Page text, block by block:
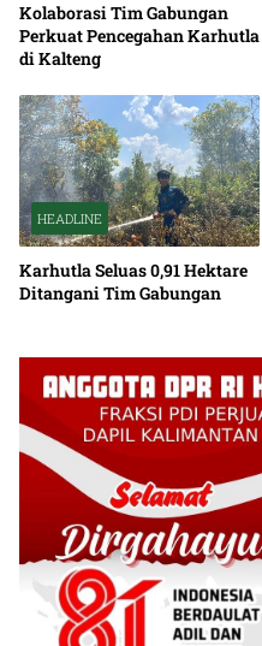
Kolaborasi Tim Gabungan
Perkuat Pencegahan Karhutla
di Kalteng
HEADLINE
Karhutla Seluas 0,91 Hektare
Ditangani Tim Gabungan